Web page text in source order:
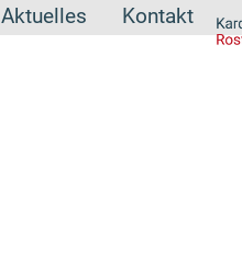
Aktuelles Kontakt